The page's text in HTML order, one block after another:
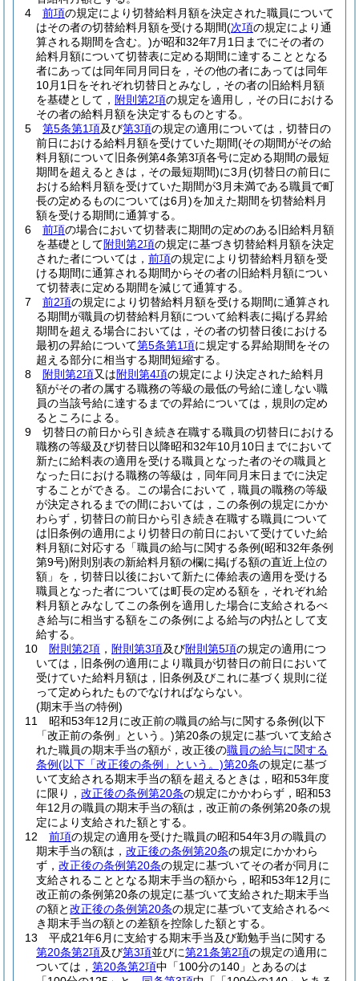
4
前項の規定により切替給料月額を決定された職員について
はその者の切替給料月額を受ける期間(次項の規定により通
算される期間を含む。)が昭和32年7月1日までにその者の
給料月額について切替表に定める期間に達することとなる
者にあっては同年同月同日を，その他の者にあっては同年
10月1日をそれぞれ切替日とみなし，その者の旧給料月額
を基礎として， 附則第2項の規定を適用し，その日における
その者の給料月額を決定するものとする。
5
第5条第1項及び第3項の規定の適用については，切替日の
前日における給料月額を受けていた期間(その期間がその給
料月額について旧条例第4条第3項各号に定める期間の最短
期間を超えるときは，その最短期間)に3月(切替日の前日に
おける給料月額を受けていた期間が3月未満である職員で町
長の定めるものについては6月)を加えた期間を切替給料月
額を受ける期間に通算する。
6
前項の場合において切替表に期間の定めのある旧給料月額
を基礎として附則第2項の規定に基づき切替給料月額を決定
された者については， 前項の規定により切替給料月額を受
ける期間に通算される期間からその者の旧給料月額につい
て切替表に定める期間を減じて通算する。
7
前2項の規定により切替給料月額を受ける期間に通算され
る期間が職員の切替給料月額について給料表に掲げる昇給
期間を超える場合においては，その者の切替日後における
最初の昇給について第5条第1項に規定する昇給期間をその
超える部分に相当する期間短縮する。
8
附則第2項又は附則第4項の規定により決定された給料月
額がその者の属する職務の等級の最低の号給に達しない職
員の当該号給に達するまでの昇給については，規則の定め
るところによる。
9
切替日の前日から引き続き在職する職員の切替日における
職務の等級及び切替日以降昭和32年10月10日までにおいて
新たに給料表の適用を受ける職員となった者のその職員と
なった日における職務の等級は，同年同月末日までに決定
することができる。
この場合において，職員の職務の等級
が決定されるまでの間においては，この条例の規定にかか
わらず，切替日の前日から引き続き在職する職員について
は旧条例の適用により切替日の前日において受けていた給
料月額に対応する「職員の給与に関する条例(昭和32年条例
第9号)附則別表の新給料月額の欄に掲げる額の直近上位の
額」を，切替日以後において新たに俸給表の適用を受ける
職員となった者については町長の定める額を，それぞれ給
料月額とみなしてこの条例を適用した場合に支給されるべ
き給与に相当する額をこの条例による給与の内払として支
給する。
10
附則第2項 ， 附則第3項及び附則第5項の規定の適用につ
いては，旧条例の適用により職員が切替日の前日において
受けていた給料月額は，旧条例及びこれに基づく規則に従
って定められたものでなければならない。
(期末手当の特例)
11
昭和53年12月に改正前の職員の給与に関する条例(以下
「改正前の条例」という。)第20条の規定に基づいて支給さ
れた職員の期末手当の額が，改正後の職員の給与に関する
条例(以下「改正後の条例」という。)第20条の規定に基づ
いて支給される期末手当の額を超えるときは，昭和53年度
に限り， 改正後の条例第20条の規定にかかわらず，昭和53
年12月の職員の期末手当の額は，改正前の条例第20条の規
定により支給された額とする。
12
前項の規定の適用を受けた職員の昭和54年3月の職員の
期末手当の額は， 改正後の条例第20条の規定にかかわら
ず， 改正後の条例第20条の規定に基づいてその者が同月に
支給されることとなる期末手当の額から，昭和53年12月に
改正前の条例第20条の規定に基づいて支給された期末手当
の額と改正後の条例第20条の規定に基づいて支給されるべ
き期末手当の額との差額を控除した額とする。
13
平成21年6月に支給する期末手当及び勤勉手当に関する
第20条第2項及び第3項並びに第21条第2項の規定の適用に
ついては， 第20条第2項中「100分の140」とあるのは